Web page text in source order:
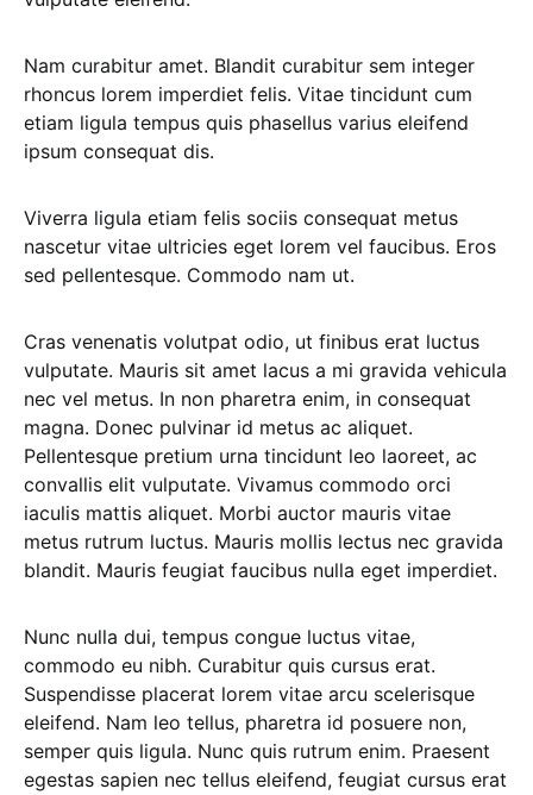
Nam curabitur amet. Blandit curabitur sem integer
rhoncus lorem imperdiet felis. Vitae tincidunt cum
etiam ligula tempus quis phasellus varius eleifend
ipsum consequat dis.
Viverra ligula etiam felis sociis consequat metus
nascetur vitae ultricies eget lorem vel faucibus. Eros
sed pellentesque. Commodo nam ut.
Cras venenatis volutpat odio, ut finibus erat luctus
vulputate. Mauris sit amet lacus a mi gravida vehicula
nec vel metus. In non pharetra enim, in consequat
magna. Donec pulvinar id metus ac aliquet.
Pellentesque pretium urna tincidunt leo laoreet, ac
convallis elit vulputate. Vivamus commodo orci
iaculis mattis aliquet. Morbi auctor mauris vitae
metus rutrum luctus. Mauris mollis lectus nec gravida
blandit. Mauris feugiat faucibus nulla eget imperdiet.
Nunc nulla dui, tempus congue luctus vitae,
commodo eu nibh. Curabitur quis cursus erat.
Suspendisse placerat lorem vitae arcu scelerisque
eleifend. Nam leo tellus, pharetra id posuere non,
semper quis ligula. Nunc quis rutrum enim. Praesent
egestas sapien nec tellus eleifend, feugiat cursus erat